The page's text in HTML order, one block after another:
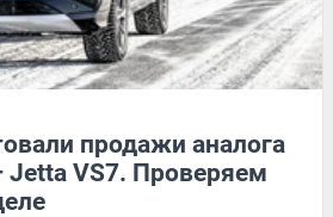
продажи аналога
Jetta VS7. Проверяем